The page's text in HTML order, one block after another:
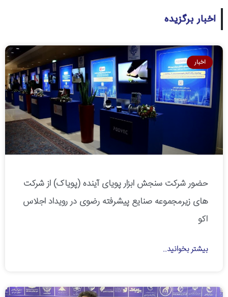
اخبار برگزیده
اخبار
حضور شرکت سنجش ابزار پویای آینده (پویاک) از شرکت
های زیرمجموعه صنایع پیشرفته رضوی در رویداد اجلاس
اکو
بیشتر بخوانید..